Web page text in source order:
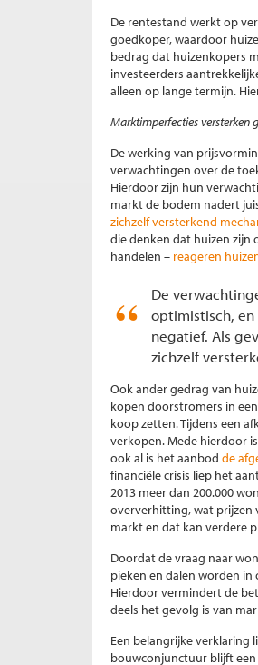
De rentestand werkt op
goedkoper, waardoor
bedrag dat huizenkopers
investeerders
alleen op lange termijn.
Marktimperfecties
De werking van
verwachtingen over de
Hierdoor zijn hun
markt de bodem nadert
zichzelf versterkend
die denken dat huizen zijn
handelen – reageren
De
optimistisch,
negatief. Als
zichzelf
Ook ander gedrag van
kopen doorstromers in
koop zetten. Tijdens een
verkopen. Mede hierdoor
ook al is het aanbod de
financiële crisis liep het
2013 meer dan 200.000
oververhitting, wat prijzen
markt en dat kan verdere
Doordat de vraag naar
pieken en dalen worden
Hierdoor vermindert de
deels het gevolg is van
Een belangrijke verklaring
bouwconjunctuur blijft